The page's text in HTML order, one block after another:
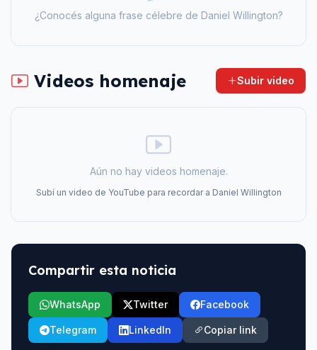
¿Conocés alguna frase célebre de Daniel Willington?
Videos homenaje Subir video
Aún no hay videos homenaje.
Subí un video de YouTube para recordar a Daniel Willington
Compartir esta noticia
WhatsApp Twitter Facebook
Telegram LinkedIn Copiar link